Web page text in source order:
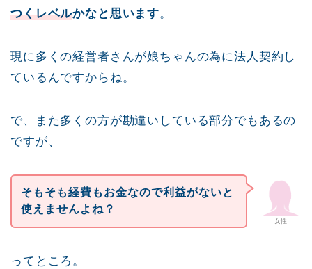
つくレベルかなと思います。
現に多くの経営者さんが娘ちゃんの為に法人契約し
ているんですからね。
で、また多くの方が勘違いしている部分でもあるの
ですが、
女性
そもそも経費もお金なので利益がないと
使えませんよね？
ってところ。